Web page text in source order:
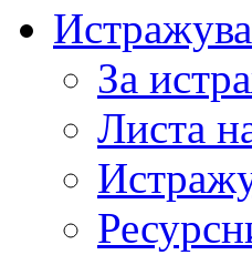
За
Листа